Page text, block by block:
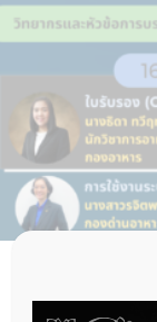
(Certificate) แ